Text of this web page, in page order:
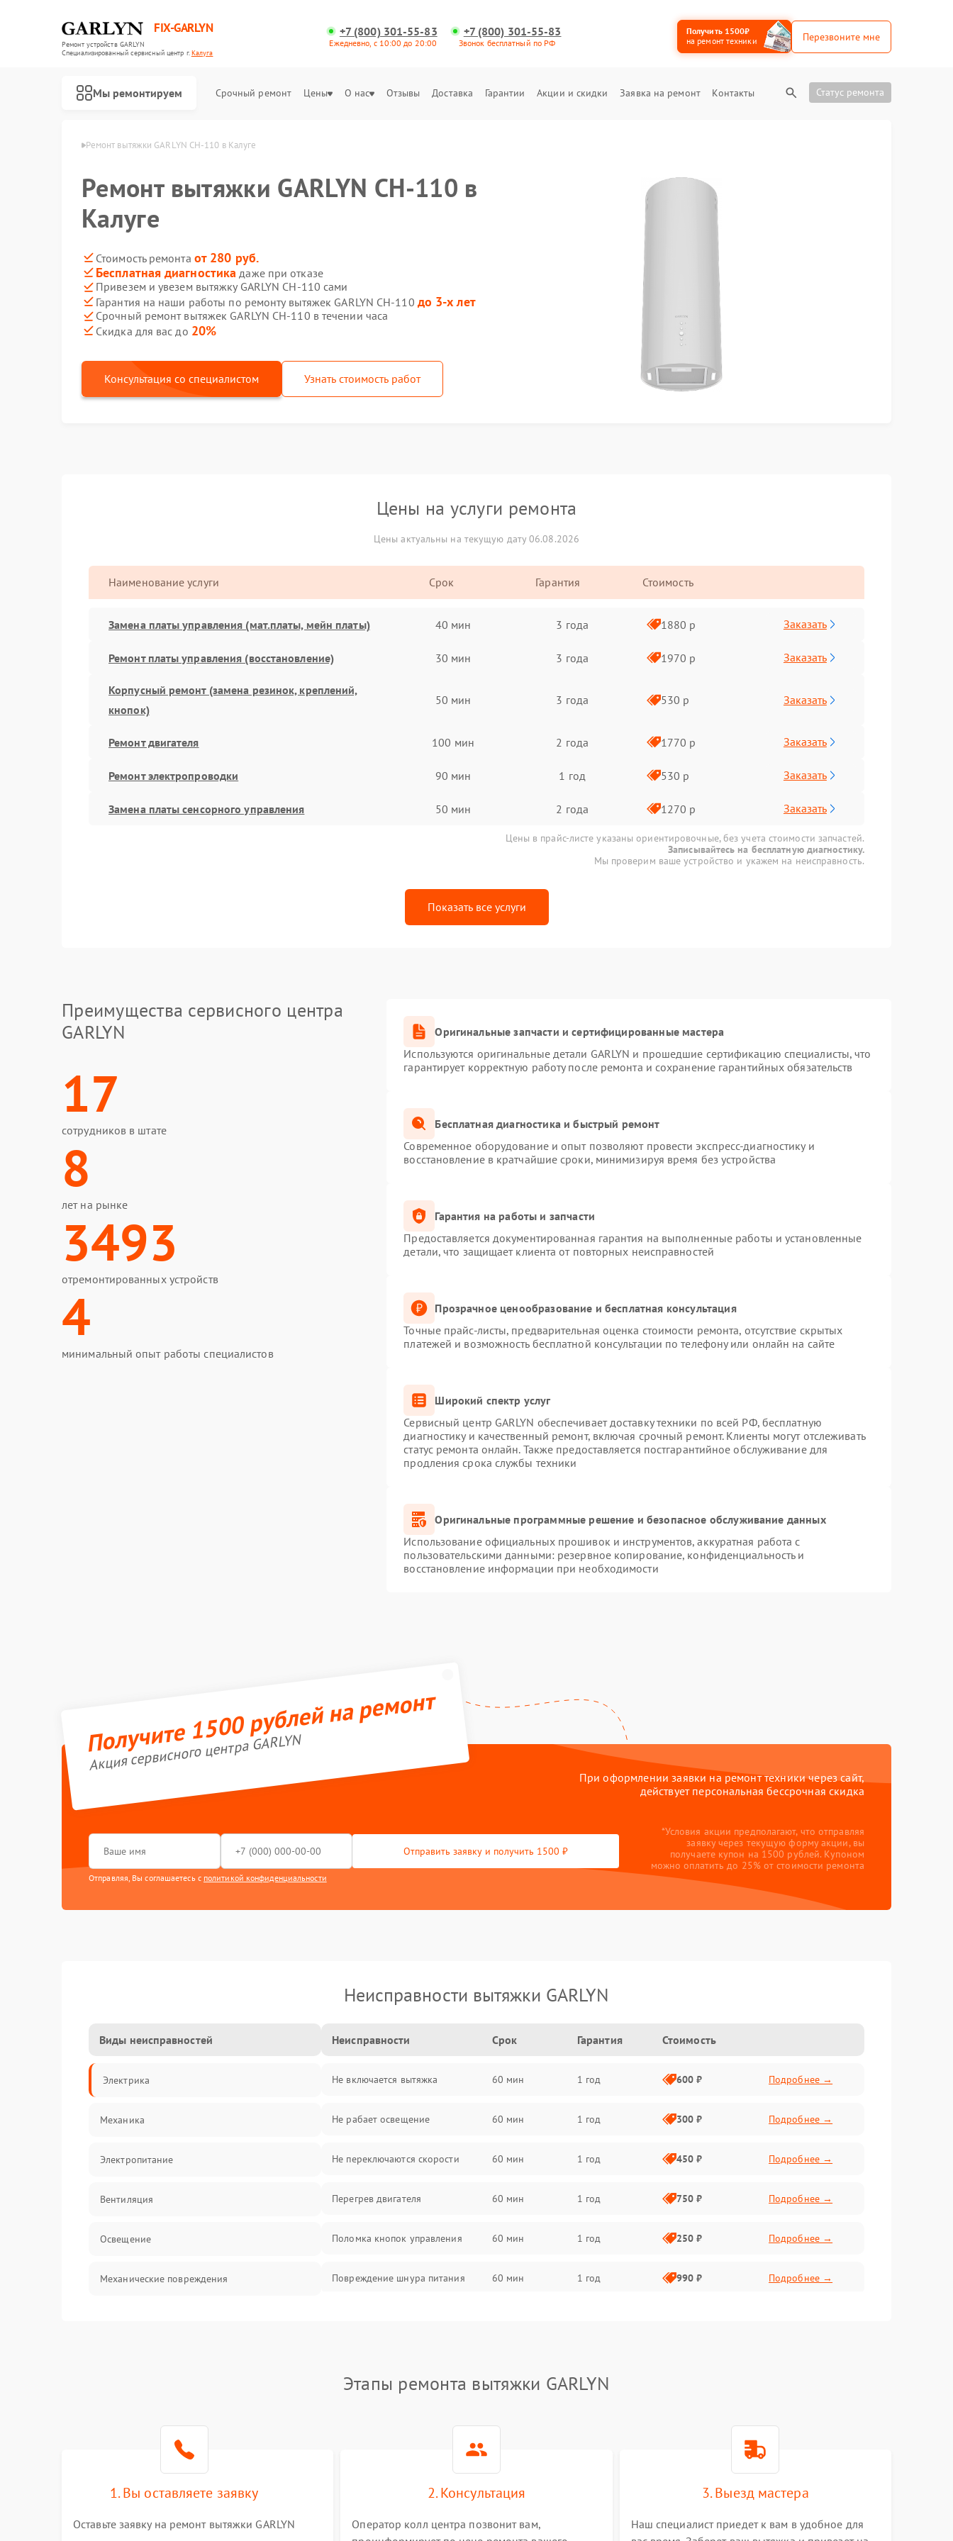
FIX-GARLYN
Ремонт устройств GARLYN
Специализированный cервисный центр г.Калуга
+7 (800) 301-55-83
Ежедневно, с 10:00 до 20:00
+7 (800) 301-55-83
Звонок бесплатный по РФ
Получить 1500₽
на ремонт техники
Перезвоните мне
Мы ремонтируем Срочный ремонт Цены О нас Отзывы Доставка Гарантии Акции и скидки Заявка на ремонт Контакты Статус ремонта
Ремонт вытяжки GARLYN CH-110 в Калуге
Ремонт вытяжки GARLYN CH-110 в
Калуге
Стоимость ремонта от 280 руб.
Бесплатная диагностика даже при отказе
Привезем и увезем вытяжку GARLYN CH-110 сами
Гарантия на наши работы по ремонту вытяжек GARLYN CH-110 до 3-х лет
Срочный ремонт вытяжек GARLYN CH-110 в течении часа
Скидка для вас до 20%
Консультация со специалистом Узнать стоимость работ
Цены на услуги ремонта
Цены актуальны на текущую дату 06.08.2026
Наименование услуги Срок Гарантия Стоимость
Замена платы управления (мат.платы, мейн платы) 40 мин 3 года 1880 р Заказать
Ремонт платы управления (восстановление) 30 мин 3 года 1970 р Заказать
Корпусный ремонт (замена резинок, креплений,
кнопок)
50 мин 3 года 530 р Заказать
Ремонт двигателя 100 мин 2 года 1770 р Заказать
Ремонт электропроводки 90 мин 1 год 530 р Заказать
Замена платы сенсорного управления 50 мин 2 года 1270 р Заказать
Цены в прайс-листе указаны ориентировочные, без учета стоимости запчастей.
Записывайтесь на бесплатную диагностику.
Мы проверим ваше устройство и укажем на неисправность.
Показать все услуги
Преимущества сервисного центра
GARLYN
17
сотрудников в штате
8
лет на рынке
3493
отремонтированных устройств
4
минимальный опыт работы специалистов
Оригинальные запчасти и сертифицированные мастера
Используются оригинальные детали GARLYN и прошедшие сертификацию специалисты, что
гарантирует корректную работу после ремонта и сохранение гарантийных обязательств
Бесплатная диагностика и быстрый ремонт
Современное оборудование и опыт позволяют провести экспресс-диагностику и
восстановление в кратчайшие сроки, минимизируя время без устройства
Гарантия на работы и запчасти
Предоставляется документированная гарантия на выполненные работы и установленные
детали, что защищает клиента от повторных неисправностей
Прозрачное ценообразование и бесплатная консультация
Точные прайс-листы, предварительная оценка стоимости ремонта, отсутствие скрытых
платежей и возможность бесплатной консультации по телефону или онлайн на сайте
Широкий спектр услуг
Сервисный центр GARLYN обеспечивает доставку техники по всей РФ, бесплатную
диагностику и качественный ремонт, включая срочный ремонт. Клиенты могут отслеживать
статус ремонта онлайн. Также предоставляется постгарантийное обслуживание для
продления срока службы техники
Оригинальные программные решение и безопасное обслуживание данных
Использование официальных прошивок и инструментов, аккуратная работа с
пользовательскими данными: резервное копирование, конфиденциальность и
восстановление информации при необходимости
Получите 1500 рублей на ремонт
Акция сервисного центра GARLYN
При оформлении заявки на ремонт техники через сайт,
действует персональная бессрочная скидка
Отправить заявку и получить 1500 ₽
Отправляя, Вы соглашаетесь с политикой конфиденциальности
*Условия акции предполагают, что отправляя
заявку через текущую форму акции, вы
получаете купон на 1500 рублей. Купоном
можно оплатить до 25% от стоимости ремонта
Неисправности вытяжки GARLYN
Виды неисправностей
Электрика
Механика
Электропитание
Вентиляция
Освещение
Механические повреждения
Неисправности Срок Гарантия Стоимость
Не включается вытяжка 60 мин 1 год 600 ₽ Подробнее →
Не рабает освещение 60 мин 1 год 300 ₽ Подробнее →
Не переключаются скорости 60 мин 1 год 450 ₽ Подробнее →
Перегрев двигателя 60 мин 1 год 750 ₽ Подробнее →
Поломка кнопок управления 60 мин 1 год 250 ₽ Подробнее →
Повреждение шнура питания 60 мин 1 год 990 ₽ Подробнее →
Неисправность пускового
Этапы ремонта вытяжки GARLYN
1. Вы оставляете заявку
Оставьте заявку на ремонт вытяжки GARLYN
2. Консультация
Оператор колл центра позвонит вам,
3. Выезд мастера
Наш специалист приедет к вам в удобное для